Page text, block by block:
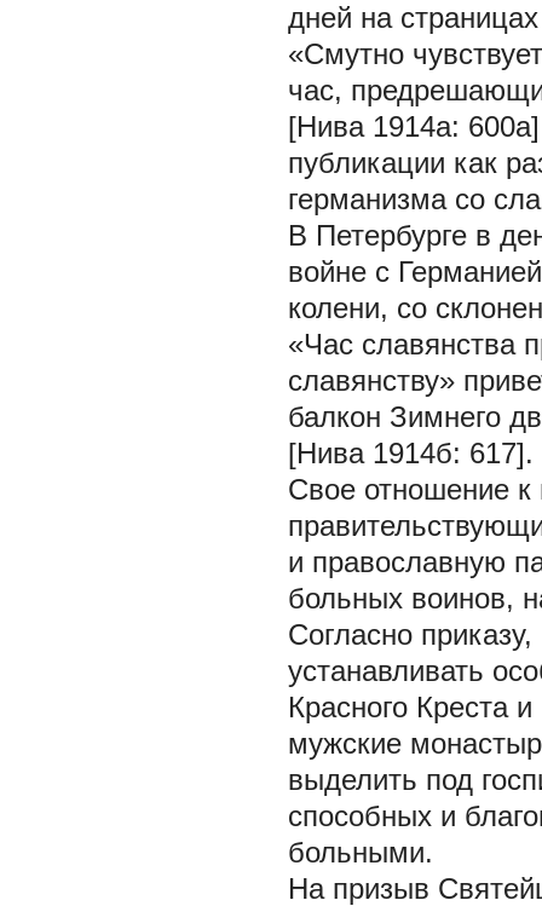
дней на
«Смутно
час,
[Нива 1914а:
публикации как
германизма со
В Петербурге в
войне с
колени, со
«Час славянства
славянству»
балкон Зимнего
[Нива 1914б: 617].
Свое отношение
и православную
больных воинов,
Согласно
устанавливать
Красного Креста
мужские
выделить под
способных и
больными.
На призыв